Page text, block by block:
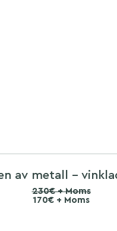
av metall –
230€ + Moms
170€ + Moms